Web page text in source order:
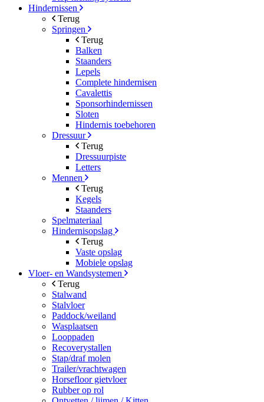
Hindernissen
Terug
Springen
Terug
Balken
Staanders
Lepels
Complete hindernisen
Cavalettis
Sponsorhindernissen
Sloten
Hindernis toebehoren
Dressuur
Terug
Dressuurpiste
Letters
Mennen
Terug
Kegels
Staanders
Spelmateriaal
Hindernisopslag
Terug
Vaste opslag
Mobiele opslag
Vloer- en Wandsystemen
Terug
Stalwand
Stalvloer
Paddock/weiland
Wasplaatsen
Looppaden
Recoverystallen
Stap/draf molen
Trailer/vrachtwagen
Horsefloor gietvloer
Rubber op rol